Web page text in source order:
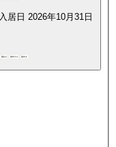
入居日 2026年10月31日
敷礼0 都市ガス 南向き